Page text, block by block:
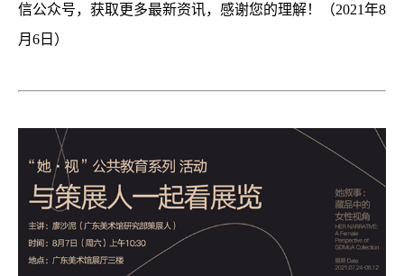
信公众号，获取更多最新资讯，感谢您的理解！（2021年8
月6日）